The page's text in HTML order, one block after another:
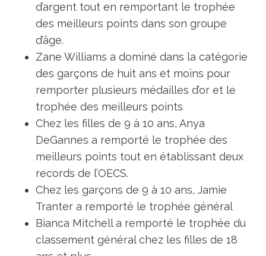
d’argent tout en remportant le trophée
des meilleurs points dans son groupe
d’âge.
Zane Williams a dominé dans la catégorie
des garçons de huit ans et moins pour
remporter plusieurs médailles d’or et le
trophée des meilleurs points
Chez les filles de 9 à 10 ans, Anya
DeGannes a remporté le trophée des
meilleurs points tout en établissant deux
records de l’OECS.
Chez les garçons de 9 à 10 ans, Jamie
Tranter a remporté le trophée général
Bianca Mitchell a remporté le trophée du
classement général chez les filles de 18